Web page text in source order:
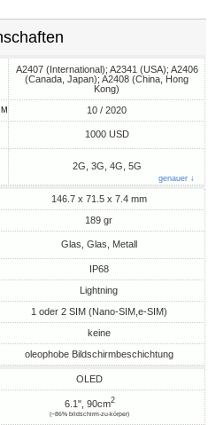
A2407 (International); A2341 (USA); A2406
(Canada, Japan); A2408 (China, Hong
Kong)
10 / 2020
1000 USD
2G, 3G, 4G, 5G
genauer ↓
146.7 x 71.5 x 7.4 mm
189 gr
Glas, Glas, Metall
IP68
Lightning
1 oder 2 SIM (Nano-SIM,e-SIM)
keine
oleophobe Bildschirmbeschichtung
OLED
6.1", 90cm2
(~86% bildschirm-zu-körper)